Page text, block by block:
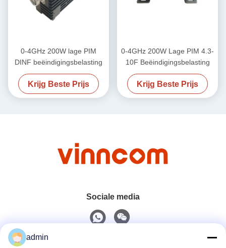
0-4GHz 200W lage PIM
DINF beëindigingsbelasting
Krijg Beste Prijs
0-4GHz 200W Lage PIM 4.3-
10F Beëindigingsbelasting
Krijg Beste Prijs
Sociale media
admin